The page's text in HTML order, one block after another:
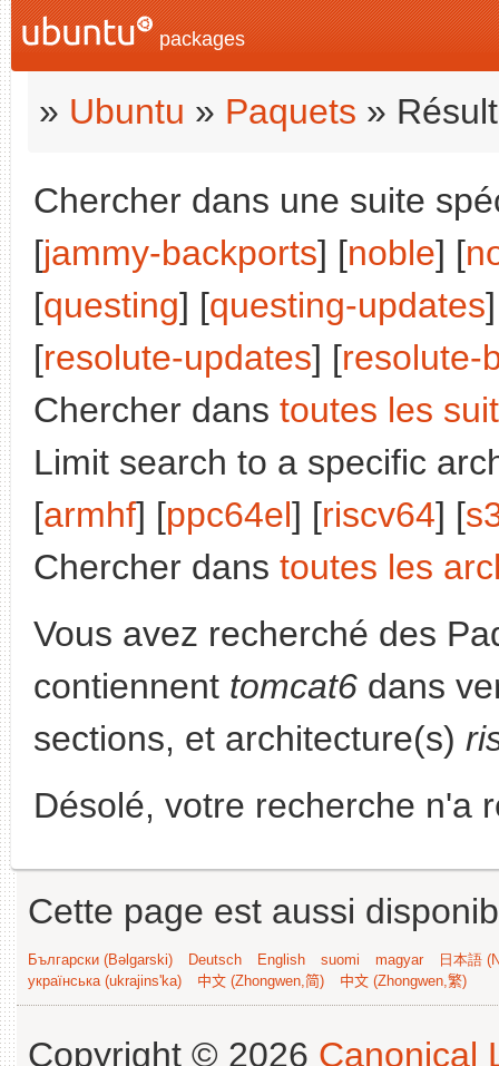
packages
» Ubuntu » Paquets »
Chercher dans une suite
[jammy-backports] [noble] [
[questing] [questing-updates
[resolute-updates] [resolute-
Chercher dans toutes les
Limit search to a specific
[armhf] [ppc64el] [riscv64] [
Chercher dans toutes les
Vous avez recherché des
contiennent tomcat6 dans
sections, et architecture(s)
Désolé, votre recherche n'a
Cette page est aussi
Български (Bəlgarski) Deutsch English suomi magyar
日本語
українська (ukrajins'ka)
中文 (Zhongwen,简) 中文 (Zhongwen,繁)
Copyright © 2026 Canonical